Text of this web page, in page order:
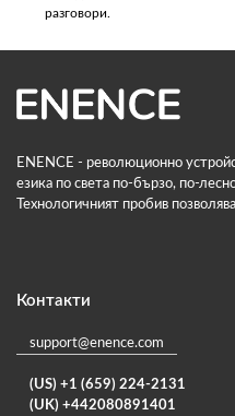
разговори.
ENENCE - революционно
езика по света по-бързо, по-
Технологичният пробив
Контакти
support@enence.com
(US) +1 (659) 224-2131
(UK) +442080891401